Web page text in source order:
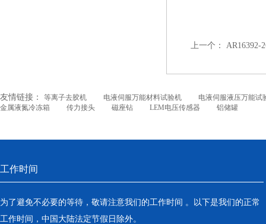
上一个： AR16392-
友情链接： 等离子去胶机 电液伺服万能材料试验机
电液伺服液压万能试
金属液氮冷冻箱
传力接头 磁座钻 LEM电压传感器 铝储罐
工作时间
为了避免不必要的等待，敬请注意我们的工作时间 。以下是我们的正常
工作时间，中国大陆法定节假日除外。